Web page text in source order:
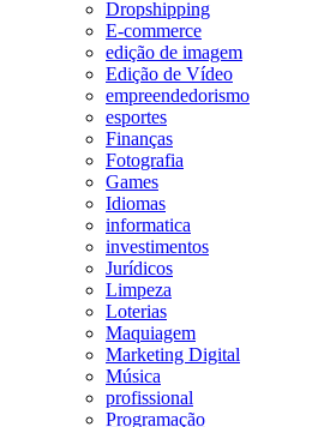
Dropshipping
E-commerce
edição de imagem
Edição de Vídeo
empreendedorismo
esportes
Finanças
Fotografia
Games
Idiomas
informatica
investimentos
Jurídicos
Limpeza
Loterias
Maquiagem
Marketing Digital
Música
profissional
Programação